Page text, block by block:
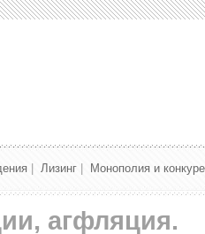
Лизинг Монополия и
агфляция.